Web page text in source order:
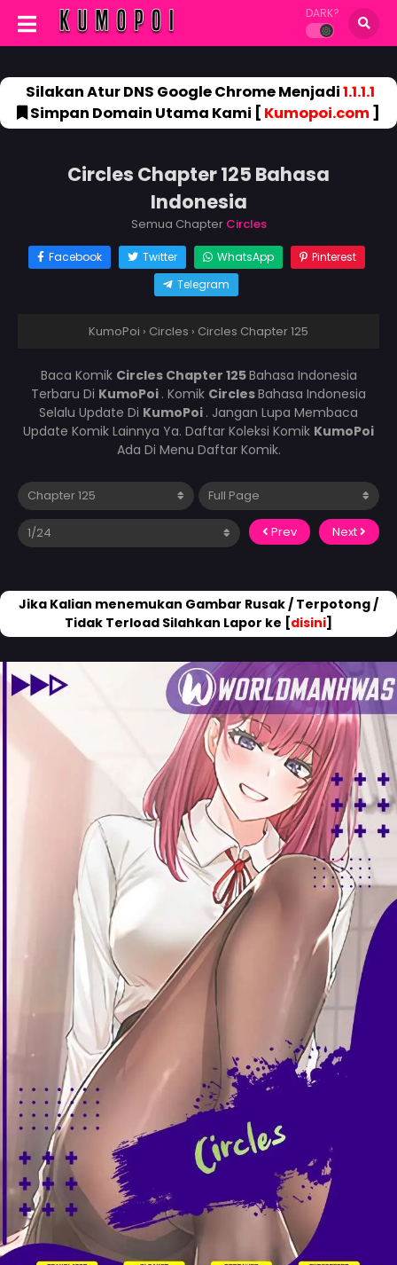
DARK?
Silakan Atur DNS Google Chrome Menjadi1.1.1.1
Simpan Domain Utama Kami [ Kumopoi.com]
Circles Chapter 125 Bahasa
Indonesia
Semua Chapter Circles
Facebook Twitter WhatsApp
Pinterest
Telegram
KumoPoi › Circles › Circles Chapter 125
Baca Komik Circles Chapter 125Bahasa Indonesia
Terbaru Di KumoPoi . Komik CirclesBahasa Indonesia
Selalu Update Di KumoPoi . Jangan Lupa Membaca
Update Komik Lainnya Ya. Daftar Koleksi Komik KumoPoi
Ada Di Menu Daftar Komik.
Prev Next
Jika Kalian menemukan Gambar Rusak / Terpotong /
Tidak Terload Silahkan Lapor ke [disini]